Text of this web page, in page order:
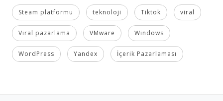
Steam platformu teknoloji Tiktok viral
Viral pazarlama VMware Windows
WordPress Yandex İçerik Pazarlaması